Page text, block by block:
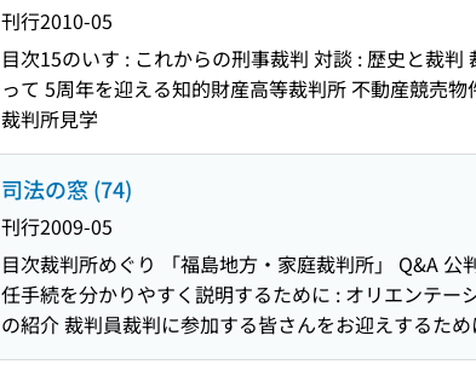
刊行2010-05
目次15のいす : これからの刑事裁判 対談 : 歴史と裁
って 5周年を迎える知的財産高等裁判所 不動産競売
裁判所見学
司法の窓 (74)
刊行2009-05
目次裁判所めぐり 「福島地方・家庭裁判所」 Q&A
任手続を分かりやすく説明するために : オリエンテ
の紹介 裁判員裁判に参加する皆さんをお迎えするた
行を迎えるにあたって